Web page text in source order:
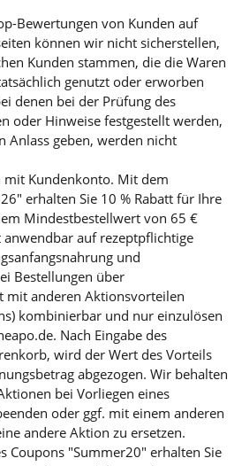
Bewertungen von Kunden auf
können wir nicht sicherstellen,
Kunden stammen, die die Waren
genutzt oder erworben
denen bei der Prüfung des
oder Hinweise festgestellt werden,
Anlass geben, werden nicht
Kundenkonto. Mit dem
erhalten Sie 10 % Rabatt für Ihre
Mindestbestellwert von 65 €
auf rezeptpflichtige
und
Bestellungen über
mit anderen Aktionsvorteilen
kombinierbar und nur einzulösen
Nach Eingabe des
wird der Wert des Vorteils
abgezogen. Wir behalten
bei Vorliegen eines
oder ggf. mit einem anderen
andere Aktion zu ersetzen.
Coupons "Summer20" erhalten Sie